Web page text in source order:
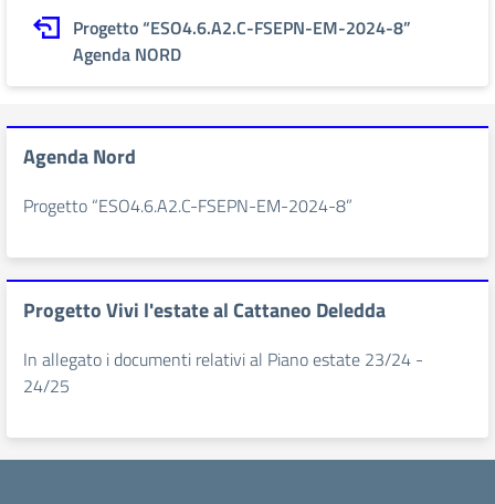
Progetto “ESO4.6.A2.C-FSEPN-EM-2024-8”
Agenda NORD
Agenda Nord
Progetto “ESO4.6.A2.C-FSEPN-EM-2024-8”
Progetto Vivi l'estate al Cattaneo Deledda
In allegato i documenti relativi al Piano estate 23/24 -
24/25